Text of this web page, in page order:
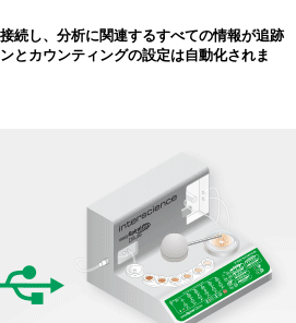
続し、分析に関連するすべての情報が追跡
とカウンティングの設定は自動化されま